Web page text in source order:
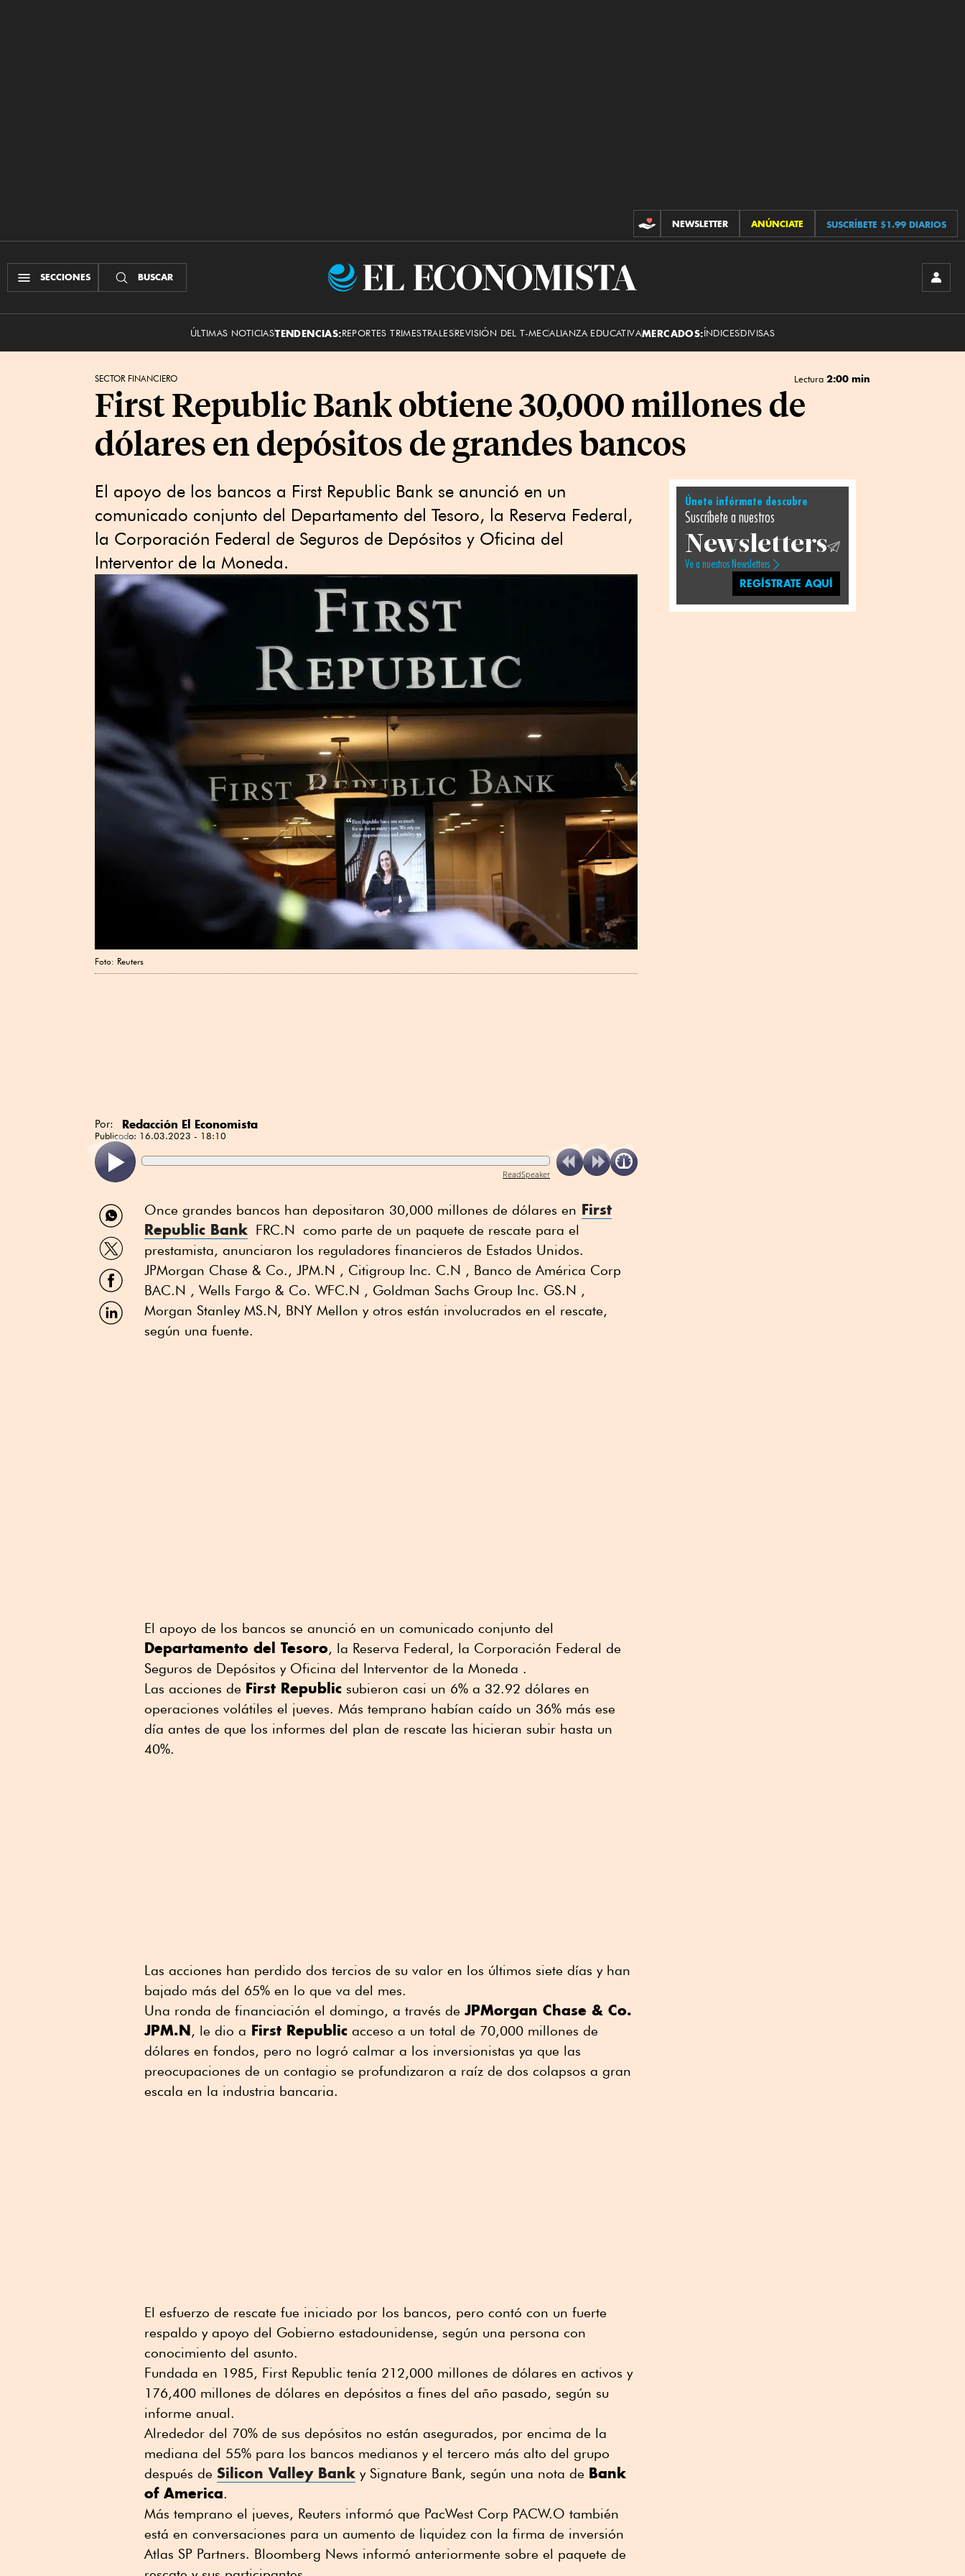
CONTRIBUCIONES
NEWSLETTER ANÚNCIATE SUSCRÍBETE $1.99 DIARIOS
SECCIONES BUSCAR
El
ÚLTIMAS NOTICIASTENDENCIAS:REPORTES TRIMESTRALESREVISIÓN DEL T-MECALIANZA EDUCATIVAMERCADOS:ÍNDICESDIVISAS
SECTOR FINANCIERO Lectura 2:00 min
First Republic Bank obtiene 30,000 millones de
dólares en depósitos de grandes bancos
El apoyo de los bancos a First Republic Bank se anunció en un
comunicado conjunto del Departamento del Tesoro, la Reserva Federal,
la Corporación Federal de Seguros de Depósitos y Oficina del
Interventor de la Moneda.
Foto: Reuters
Por: Redacción El Economista
Publicado: 16.03.2023 - 18:10
ReadSpeaker
Compartir
por
WhatsApp
Compartir
por
Twitter
Compartir
por
Facebook
Compartir
por
Once grandes bancos han depositaron 30,000 millones de dólares en First
Republic Bank FRC.N como parte de un paquete de rescate para el
prestamista, anunciaron los reguladores financieros de Estados Unidos.
JPMorgan Chase & Co., JPM.N , Citigroup Inc. C.N , Banco de América Corp
BAC.N , Wells Fargo & Co. WFC.N , Goldman Sachs Group Inc. GS.N ,
Morgan Stanley MS.N, BNY Mellon y otros están involucrados en el rescate,
según una fuente.
El apoyo de los bancos se anunció en un comunicado conjunto del
Departamento del Tesoro, la Reserva Federal, la Corporación Federal de
Seguros de Depósitos y Oficina del Interventor de la Moneda .
Las acciones de First Republic subieron casi un 6% a 32.92 dólares en
operaciones volátiles el jueves. Más temprano habían caído un 36% más ese
día antes de que los informes del plan de rescate las hicieran subir hasta un
40%.
Las acciones han perdido dos tercios de su valor en los últimos siete días y han
bajado más del 65% en lo que va del mes.
Una ronda de financiación el domingo, a través de JPMorgan Chase & Co.
JPM.N, le dio a First Republic acceso a un total de 70,000 millones de
dólares en fondos, pero no logró calmar a los inversionistas ya que las
preocupaciones de un contagio se profundizaron a raíz de dos colapsos a gran
escala en la industria bancaria.
El esfuerzo de rescate fue iniciado por los bancos, pero contó con un fuerte
respaldo y apoyo del Gobierno estadounidense, según una persona con
conocimiento del asunto.
Fundada en 1985, First Republic tenía 212,000 millones de dólares en activos y
176,400 millones de dólares en depósitos a fines del año pasado, según su
informe anual.
Alrededor del 70% de sus depósitos no están asegurados, por encima de la
mediana del 55% para los bancos medianos y el tercero más alto del grupo
después de Silicon Valley Bank y Signature Bank, según una nota de Bank
of America.
Más temprano el jueves, Reuters informó que PacWest Corp PACW.O también
está en conversaciones para un aumento de liquidez con la firma de inversión
Atlas SP Partners. Bloomberg News informó anteriormente sobre el paquete de
Únete infórmate descubre
Suscríbete a nuestros
Newsletters
Ve a nuestros Newsletters
REGÍSTRATE AQUÍ